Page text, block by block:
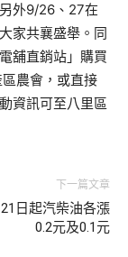
外9/26、27在
家共襄盛舉。同
舖直銷站」購買
農會，或直接
資訊可至八里區
下一篇文章
日起汽柴油各漲
0.2元及0.1元